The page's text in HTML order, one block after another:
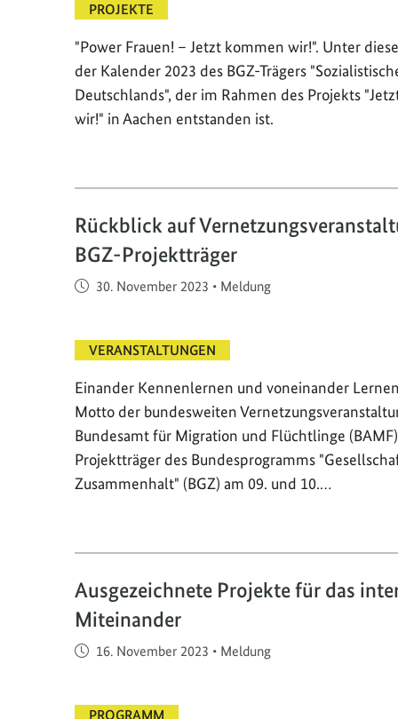
PROJEKTE
"Power Frauen! – Jetzt kommen wir!". Unter
der Kalender 2023 des BGZ-Trägers
Deutschlands", der im Rahmen des Projekts
wir!" in Aachen entstanden ist.
Rückblick auf
BGZ-Projektträger
Veröffentlicht am
30. November 2023 • Meldung
VERANSTALTUNGEN
Einander Kennenlernen und voneinander
Motto der bundesweiten
Bundesamt für Migration und Flüchtlinge
Projektträger des Bundesprogramms
Zusammenhalt" (BGZ) am 09. und 10.…
Ausgezeichnete Projekte für das
Miteinander
Veröffentlicht am
16. November 2023 • Meldung
PROGRAMM